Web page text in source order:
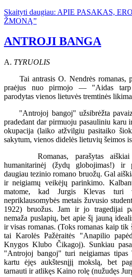
Skaityti daugiau: APIE PASAKAS,
ŽMONĄ”
ANTROJI BANGA
A. TYRUOLIS
Tai antrasis O. Nendrės romanas,
praėjus nuo pirmojo — "Aidas
parodytas vienos lietuvės tremtinės
"Antrojoj bangoj" užsibrėžta
pradedant dar pirmuoju pasauliniu karu
okupacija (laiko atžvilgiu pasitaiko
sakytum, vienos didelės lietuvių šeimos
Romanas, parašytas aiškiai
humanitarinėj (žydų globojimas!) ir
daugiau tezinio romano bruožų. Gal
ir neigiamų veikėjų parinkimo.
matome, kad Jurgis Klevas turi
nepriklausomybės metais žuvusio
1922) bruožus. Jam ir jo tragedijai
nemaža puslapių, bet apie šį jauną
ir visas romanas. (Toks romanas kaip
tai Karolės Pažėraitės "Anapilio
Knygos Klubo Čikagoj). Sunkiau
"Antrojoj bangoj" turi neigiamas tipas
kartu ėjęs aukštesnįjį mokslą, bet
tarnauti ir atlikęs Kaino rolę (nužudęs